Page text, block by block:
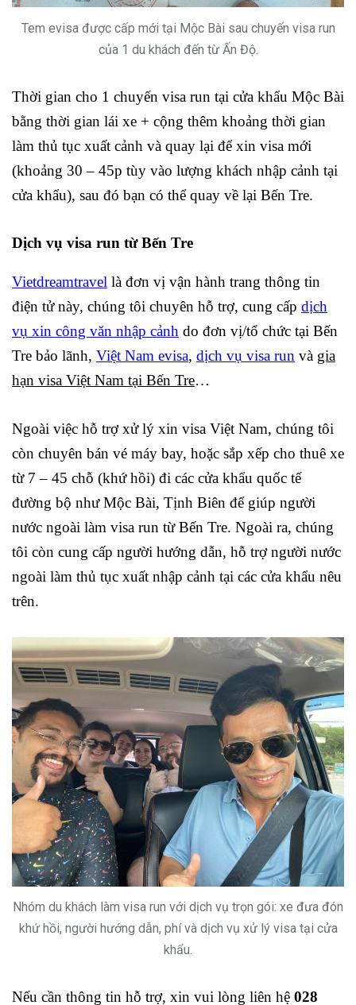
Tem evisa được cấp mới tại Mộc Bài sau chuyến visa run
của 1 du khách đến từ Ấn Độ.
Thời gian cho 1 chuyến visa run tại cửa khẩu Mộc Bài
bằng thời gian lái xe + cộng thêm khoảng thời gian
làm thủ tục xuất cảnh và quay lại để xin visa mới
(khoảng 30 – 45p tùy vào lượng khách nhập cảnh tại
cửa khẩu), sau đó bạn có thể quay về lại Bến Tre.
Dịch vụ visa run từ Bến Tre
Vietdreamtravel là đơn vị vận hành trang thông tin
điện tử này, chúng tôi chuyên hỗ trợ, cung cấp dịch
vụ xin công văn nhập cảnh do đơn vị/tổ chức tại Bến
Tre bảo lãnh, Việt Nam evisa, dịch vụ visa run và gia
hạn visa Việt Nam tại Bến Tre…
Ngoài việc hỗ trợ xử lý xin visa Việt Nam, chúng tôi
còn chuyên bán vé máy bay, hoặc sắp xếp cho thuê xe
từ 7 – 45 chỗ (khứ hồi) đi các cửa khẩu quốc tế
đường bộ như Mộc Bài, Tịnh Biên để giúp người
nước ngoài làm visa run từ Bến Tre. Ngoài ra, chúng
tôi còn cung cấp người hướng dẫn, hỗ trợ người nước
ngoài làm thủ tục xuất nhập cảnh tại các cửa khẩu nêu
trên.
Nhóm du khách làm visa run với dịch vụ trọn gói: xe đưa đón
khứ hồi, người hướng dẫn, phí và dịch vụ xử lý visa tại cửa
khẩu.
Nếu cần thông tin hỗ trợ, xin vui lòng liên hệ 028